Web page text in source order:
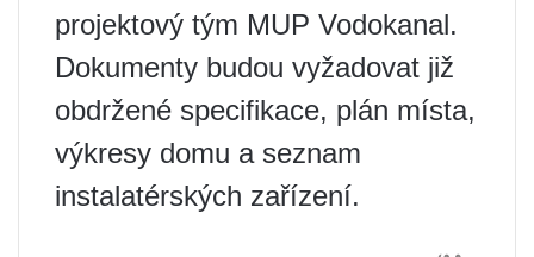
projektový tým MUP Vodokanal.
Dokumenty budou vyžadovat již
obdržené specifikace, plán místa,
výkresy domu a seznam
instalatérských zařízení.